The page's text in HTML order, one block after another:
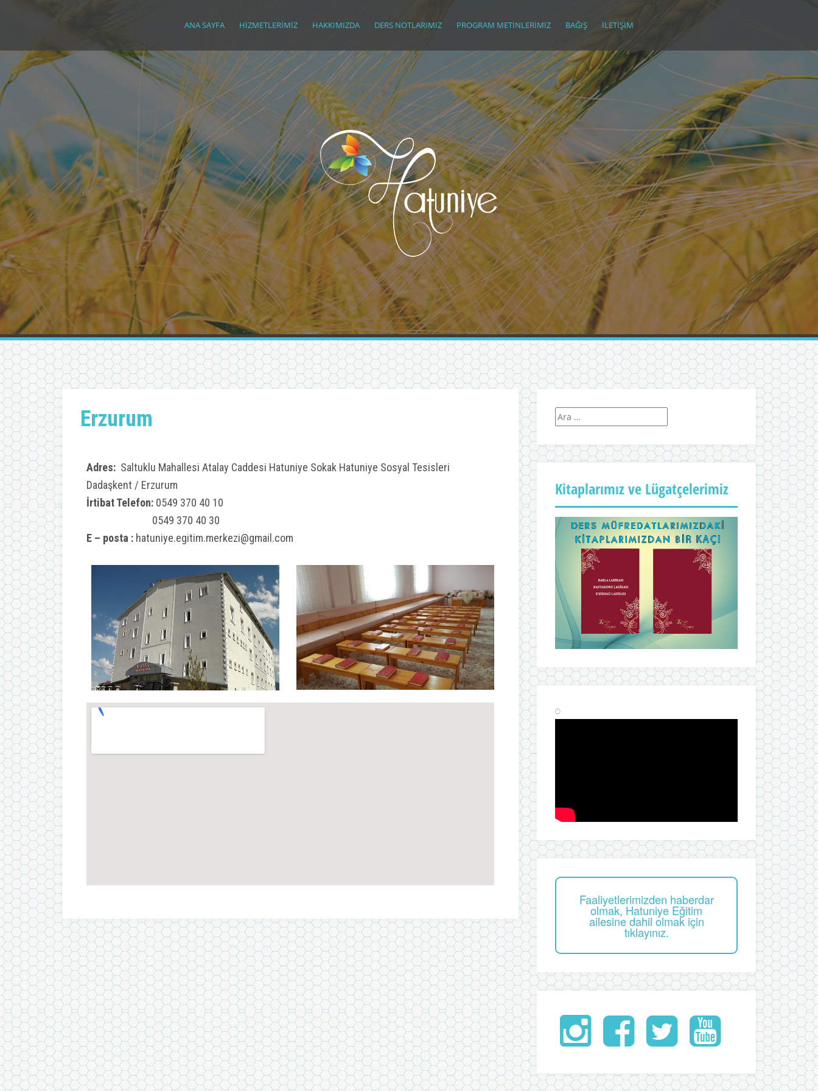
ANA SAYFA HIZMETLERIMIZ HAKKIMIZDA DERS NOTLARIMIZ PROGRAM METINLERIMIZ BAĞIŞ İLETIŞIM
Erzurum
Adres: Saltuklu Mahallesi Atalay Caddesi Hatuniye Sokak Hatuniye Sosyal Tesisleri
Dadaşkent / Erzurum
İrtibat Telefon: 0549 370 40 10
0549 370 40 30
E – posta : hatuniye.egitim.merkezi@gmail.com
Kitaplarımız ve Lügatçelerimiz
Faaliyetlerimizden haberdar
olmak, Hatuniye Eğitim
ailesine dahil olmak için
tıklayınız.